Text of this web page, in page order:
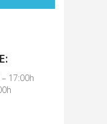
17:00h